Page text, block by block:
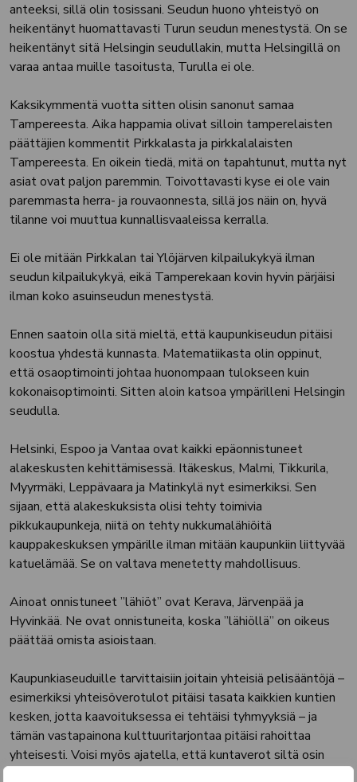
anteeksi, sillä olin tosissani. Seudun huono yhteistyö on
heikentänyt huomattavasti Turun seudun menestystä. On se
heikentänyt sitä Helsingin seudullakin, mutta Helsingillä on
varaa antaa muille tasoitusta, Turulla ei ole.
Kaksikymmentä vuotta sitten olisin sanonut samaa
Tampereesta. Aika happamia olivat silloin tamperelaisten
päättäjien kommentit Pirkkalasta ja pirkkalalaisten
Tampereesta. En oikein tiedä, mitä on tapahtunut, mutta nyt
asiat ovat paljon paremmin. Toivottavasti kyse ei ole vain
paremmasta herra- ja rouvaonnesta, sillä jos näin on, hyvä
tilanne voi muuttua kunnallisvaaleissa kerralla.
Ei ole mitään Pirkkalan tai Ylöjärven kilpailukykyä ilman
seudun kilpailukykyä, eikä Tamperekaan kovin hyvin pärjäisi
ilman koko asuinseudun menestystä.
Ennen saatoin olla sitä mieltä, että kaupunkiseudun pitäisi
koostua yhdestä kunnasta. Matematiikasta olin oppinut,
että osaoptimointi johtaa huonompaan tulokseen kuin
kokonaisoptimointi. Sitten aloin katsoa ympärilleni Helsingin
seudulla.
Helsinki, Espoo ja Vantaa ovat kaikki epäonnistuneet
alakeskusten kehittämisessä. Itäkeskus, Malmi, Tikkurila,
Myyrmäki, Leppävaara ja Matinkylä nyt esimerkiksi. Sen
sijaan, että alakeskuksista olisi tehty toimivia
pikkukaupunkeja, niitä on tehty nukkumalähiöitä
kauppakeskuksen ympärille ilman mitään kaupunkiin liittyvää
katuelämää. Se on valtava menetetty mahdollisuus.
Ainoat onnistuneet ”lähiöt” ovat Kerava, Järvenpää ja
Hyvinkää. Ne ovat onnistuneita, koska ”lähiöllä” on oikeus
päättää omista asioistaan.
Kaupunkiaseuduille tarvittaisiin joitain yhteisiä pelisääntöjä –
esimerkiksi yhteisöverotulot pitäisi tasata kaikkien kuntien
kesken, jotta kaavoituksessa ei tehtäisi tyhmyyksiä – ja
tämän vastapainona kulttuuritarjontaa pitäisi rahoittaa
yhteisesti. Voisi myös ajatella, että kuntaverot siltä osin